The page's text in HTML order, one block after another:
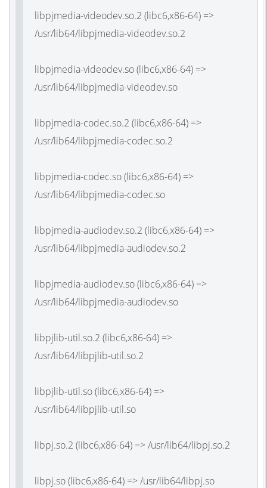
libpjmedia-videodev.so.2 (libc6,x86-64) =>
/usr/lib64/libpjmedia-videodev.so.2
libpjmedia-videodev.so (libc6,x86-64) =>
/usr/lib64/libpjmedia-videodev.so
libpjmedia-codec.so.2 (libc6,x86-64) =>
/usr/lib64/libpjmedia-codec.so.2
libpjmedia-codec.so (libc6,x86-64) =>
/usr/lib64/libpjmedia-codec.so
libpjmedia-audiodev.so.2 (libc6,x86-64) =>
/usr/lib64/libpjmedia-audiodev.so.2
libpjmedia-audiodev.so (libc6,x86-64) =>
/usr/lib64/libpjmedia-audiodev.so
libpjlib-util.so.2 (libc6,x86-64) =>
/usr/lib64/libpjlib-util.so.2
libpjlib-util.so (libc6,x86-64) =>
/usr/lib64/libpjlib-util.so
libpj.so.2 (libc6,x86-64) => /usr/lib64/libpj.so.2
libpj.so (libc6,x86-64) => /usr/lib64/libpj.so